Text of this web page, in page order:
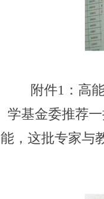
附件1：高
学基金委推荐
能，这批专家与